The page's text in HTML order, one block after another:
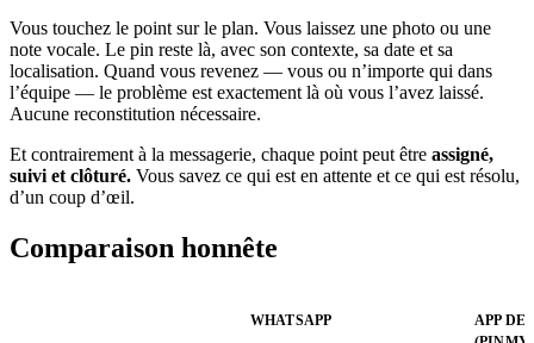
Vous touchez le point sur le plan. Vous laissez une photo ou une
note vocale. Le pin reste là, avec son contexte, sa date et sa
localisation. Quand vous revenez — vous ou n’importe qui dans
l’équipe — le problème est exactement là où vous l’avez laissé.
Aucune reconstitution nécessaire.
Et contrairement à la messagerie, chaque point peut être assigné,
suivi et clôturé. Vous savez ce qui est en attente et ce qui est résolu,
d’un coup d’œil.
Comparaison honnête
WHATSAPP
APP DE